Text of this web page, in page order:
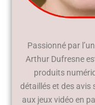
Passionné par
Arthur Dufresne
produits
détaillés et des avis
aux jeux vidéo en